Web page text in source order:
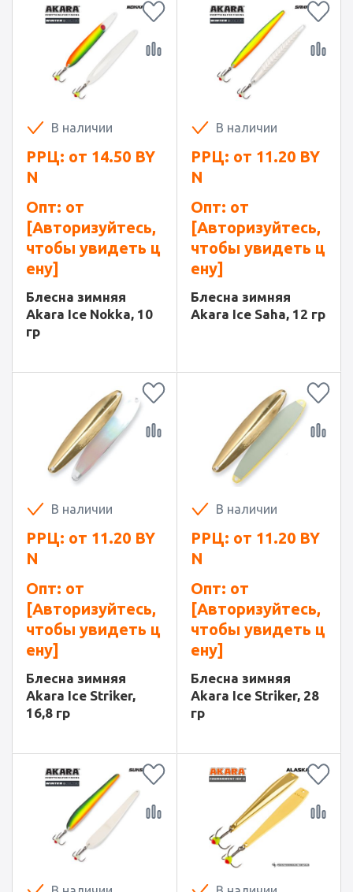
В наличии
РРЦ: от 14.50 BY
N
Опт: от
[Авторизуйтесь,
чтобы увидеть ц
ену]
Блесна зимняя
Akara Ice Nokka, 10
гр
В наличии
РРЦ: от 11.20 BY
N
Опт: от
[Авторизуйтесь,
чтобы увидеть ц
ену]
Блесна зимняя
Akara Ice Saha, 12 гр
В наличии
РРЦ: от 11.20 BY
N
Опт: от
[Авторизуйтесь,
чтобы увидеть ц
ену]
Блесна зимняя
Akara Ice Striker,
16,8 гр
В наличии
РРЦ: от 11.20 BY
N
Опт: от
[Авторизуйтесь,
чтобы увидеть ц
ену]
Блесна зимняя
Akara Ice Striker, 28
гр